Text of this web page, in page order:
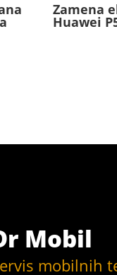
Zamena
Huawei
Mobil
mobilnih